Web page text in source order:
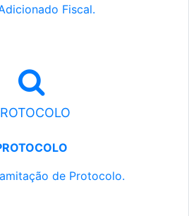
Fiscal.
de Protocolo.